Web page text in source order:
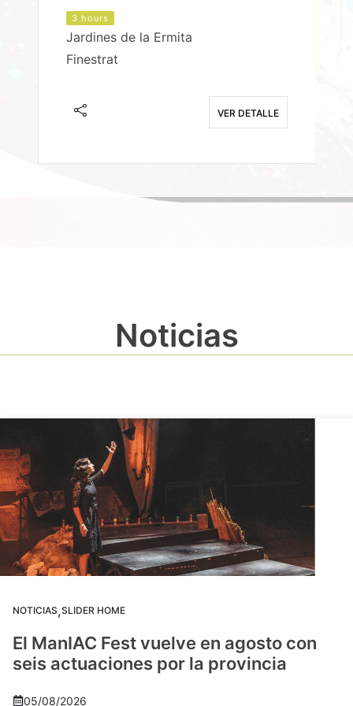
3 hours
Jardines de la Ermita
Finestrat
VER DETALLE
Noticias
NOTICIAS,SLIDER HOME
El ManIAC Fest vuelve en agosto con
seis actuaciones por la provincia
05/08/2026